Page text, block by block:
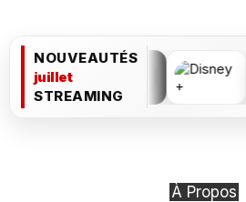
NOUVEAUTÉS
juillet
STREAMING
À Propos